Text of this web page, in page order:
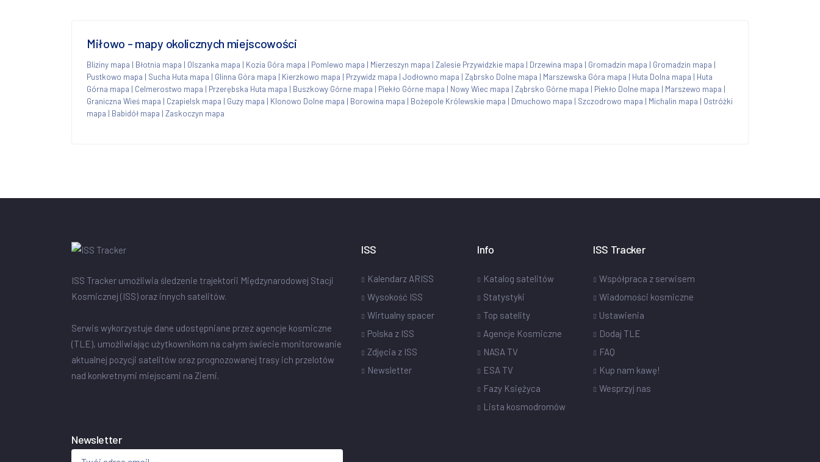
Miłowo - mapy okolicznych miejscowości
Bliziny mapa | Błotnia mapa | Olszanka mapa | Kozia Góra mapa | Pomlewo mapa | Mierzeszyn mapa | Zalesie Przywidzkie mapa | Drzewina mapa | Gromadzin mapa | Gromadzin mapa |
Pustkowo mapa | Sucha Huta mapa | Glinna Góra mapa | Kierzkowo mapa | Przywidz mapa | Jodłowno mapa | Ząbrsko Dolne mapa | Marszewska Góra mapa | Huta Dolna mapa | Huta
Górna mapa | Celmerostwo mapa | Przerębska Huta mapa | Buszkowy Górne mapa | Piekło Górne mapa | Nowy Wiec mapa | Ząbrsko Górne mapa | Piekło Dolne mapa | Marszewo mapa |
Graniczna Wieś mapa | Czapielsk mapa | Guzy mapa | Klonowo Dolne mapa | Borowina mapa | Bożepole Królewskie mapa | Dmuchowo mapa | Szczodrowo mapa | Michalin mapa | Ostróżki
mapa | Babidół mapa | Zaskoczyn mapa
ISS Tracker umożliwia śledzenie trajektorii Międzynarodowej Stacji
Kosmicznej (ISS) oraz innych satelitów.
Serwis wykorzystuje dane udostępniane przez agencje kosmiczne
(TLE), umożliwiając użytkownikom na całym świecie monitorowanie
aktualnej pozycji satelitów oraz prognozowanej trasy ich przelotów
nad konkretnymi miejscami na Ziemi.
ISS
Kalendarz ARISS
Wysokość ISS
Wirtualny spacer
Polska z ISS
Zdjęcia z ISS
Newsletter
Info
Katalog satelitów
Statystyki
Top satelity
Agencje Kosmiczne
NASA TV
ESA TV
Fazy Księżyca
Lista kosmodromów
ISS Tracker
Współpraca z serwisem
Wiadomości kosmiczne
Ustawienia
Dodaj TLE
FAQ
Kup nam kawę!
Wesprzyj nas
Newsletter